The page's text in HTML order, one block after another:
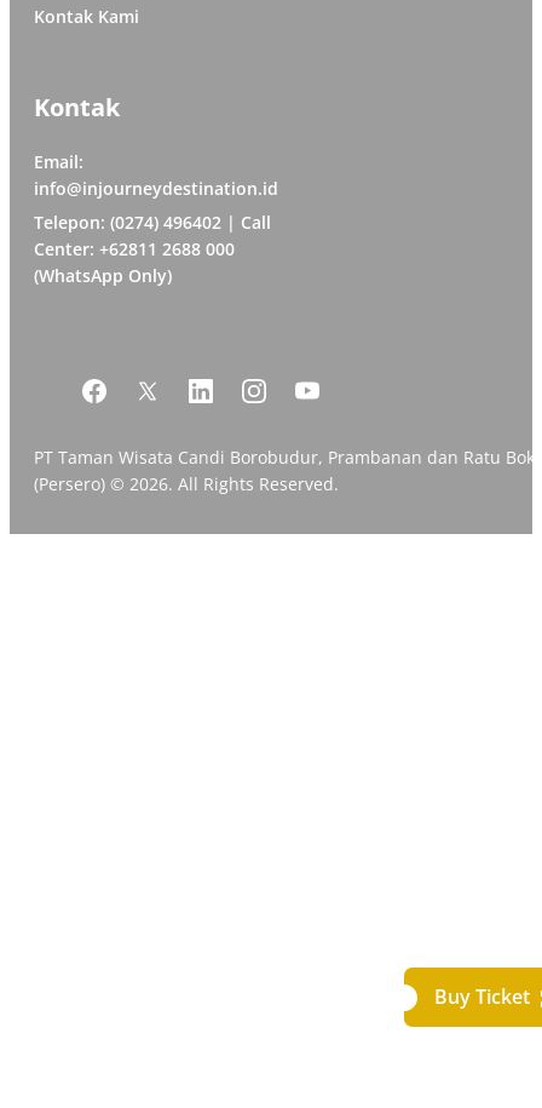
Buy Ticket
Kontak Kami
Kontak
Email:
info@injourneydestination.id
Telepon: (0274) 496402 | Call
Center: +62811 2688 000
(WhatsApp Only)
PT Taman Wisata Candi Borobudur, Prambanan dan Ratu
(Persero) © 2026. All Rights Reserved.